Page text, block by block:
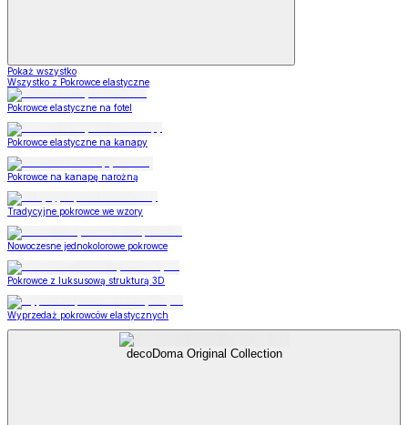
Pokaż wszystko
Wszystko z Pokrowce elastyczne
Pokrowce elastyczne na fotel
Pokrowce elastyczne na kanapy
Pokrowce na kanapę narożną
Tradycyjne pokrowce we wzory
Nowoczesne jednokolorowe pokrowce
Pokrowce z luksusową strukturą 3D
Wyprzedaż pokrowców elastycznych
decoDoma Original Collection